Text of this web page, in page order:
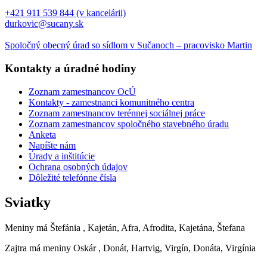
+421 911 539 844 (v kancelárii)
durkovic@sucany.sk
Spoločný obecný úrad so sídlom v Sučanoch – pracovisko Martin
Kontakty a úradné hodiny
Zoznam zamestnancov OcÚ
Kontakty - zamestnanci komunitného centra
Zoznam zamestnancov terénnej sociálnej práce
Zoznam zamestnancov spoločného stavebného úradu
Anketa
Napíšte nám
Úrady a inštitúcie
Ochrana osobných údajov
Dôležité telefónne čísla
Sviatky
Meniny má Štefánia , Kajetán, Afra, Afrodita, Kajetána, Štefana
Zajtra má meniny Oskár , Donát, Hartvig, Virgín, Donáta, Virgínia